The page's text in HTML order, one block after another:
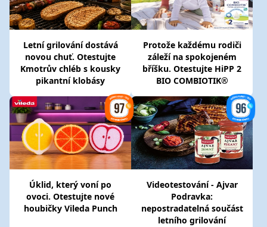
Letní grilování dostává
novou chuť. Otestujte
Kmotrův chléb s kousky
pikantní klobásy
Protože každému rodiči
záleží na spokojeném
bříšku. Otestujte HiPP 2
BIO COMBIOTIK®
Úklid, který voní po
ovoci. Otestujte nové
houbičky Vileda Punch
Videotestování - Ajvar
Podravka:
nepostradatelná součást
letního grilování